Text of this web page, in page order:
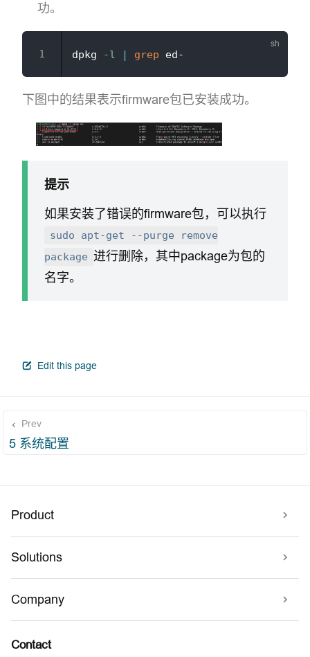
功。
dpkg -l | grep
下图中的结果表示firmware包已安装成功。
提示
如果安装了错误的firmware包，可以执行
sudo apt-get --purge remove
package 进行删除，其中package为包的
名字。
Edit this pageopen in new window
Prev
5 系统配置
Product
Solutions
Company
Contact